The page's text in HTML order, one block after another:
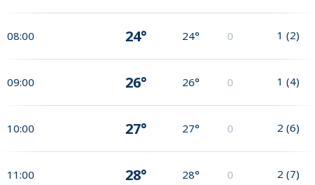
08:00 24° 24° 0 1 (2)
09:00 26° 26° 0 1 (4)
10:00 27° 27° 0 2 (6)
11:00 28° 28° 0 2 (7)